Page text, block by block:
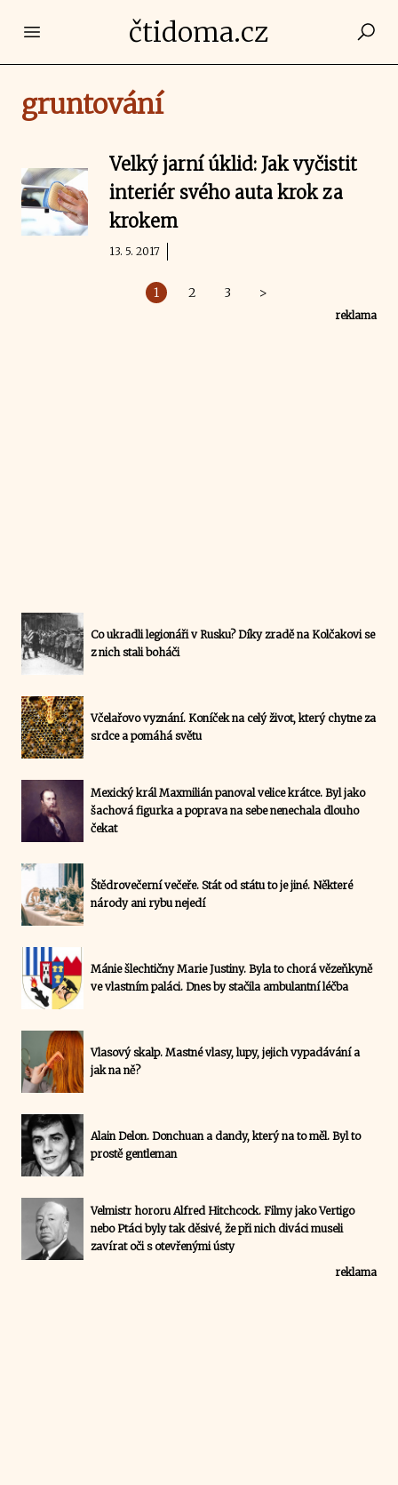
Open main menučtidoma.cz
gruntování
Velký jarní úklid: Jak vyčistit
interiér svého auta krok za
krokem
13. 5. 2017
1 2 3 >
reklama
Co ukradli legionáři v Rusku? Díky zradě na Kolčakovi se
z nich stali boháči
Včelařovo vyznání. Koníček na celý život, který chytne za
srdce a pomáhá světu
Mexický král Maxmilián panoval velice krátce. Byl jako
šachová figurka a poprava na sebe nenechala dlouho
čekat
Štědrovečerní večeře. Stát od státu to je jiné. Některé
národy ani rybu nejedí
Mánie šlechtičny Marie Justiny. Byla to chorá vězeňkyně
ve vlastním paláci. Dnes by stačila ambulantní léčba
Vlasový skalp. Mastné vlasy, lupy, jejich vypadávání a
jak na ně?
Alain Delon. Donchuan a dandy, který na to měl. Byl to
prostě gentleman
Velmistr hororu Alfred Hitchcock. Filmy jako Vertigo
nebo Ptáci byly tak děsivé, že při nich diváci museli
zavírat oči s otevřenými ústy
reklama